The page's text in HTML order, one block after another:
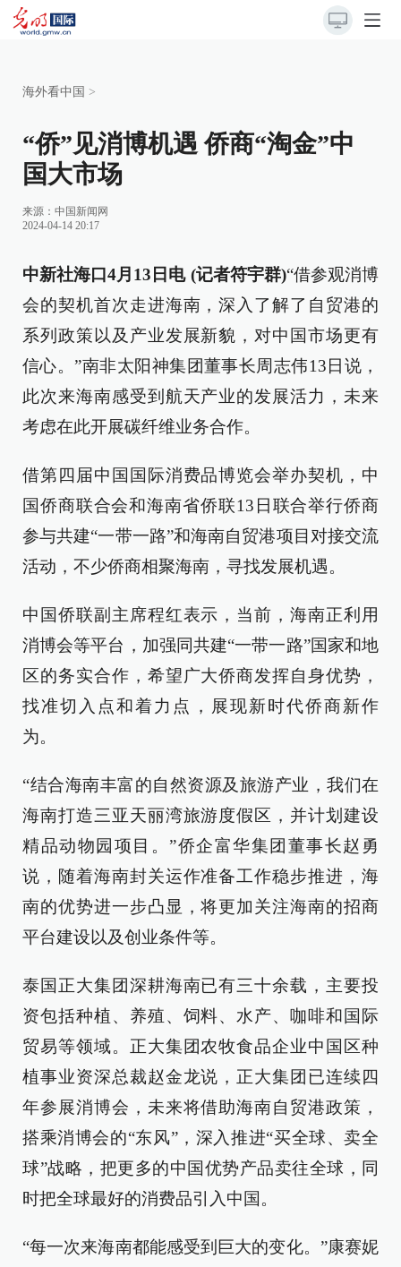
海外看中国 >
“侨”见消博机遇 侨商“淘金”中
国大市场
来源： 中国新闻网
2024-04-14 20:17
中新社海口4月13日电 (记者符宇群)“借参观消博
会的契机首次走进海南，深入了解了自贸港的
系列政策以及产业发展新貌，对中国市场更有
信心。”南非太阳神集团董事长周志伟13日说，
此次来海南感受到航天产业的发展活力，未来
考虑在此开展碳纤维业务合作。
借第四届中国国际消费品博览会举办契机，中
国侨商联合会和海南省侨联13日联合举行侨商
参与共建“一带一路”和海南自贸港项目对接交流
活动，不少侨商相聚海南，寻找发展机遇。
中国侨联副主席程红表示，当前，海南正利用
消博会等平台，加强同共建“一带一路”国家和地
区的务实合作，希望广大侨商发挥自身优势，
找准切入点和着力点，展现新时代侨商新作
为。
“结合海南丰富的自然资源及旅游产业，我们在
海南打造三亚天丽湾旅游度假区，并计划建设
精品动物园项目。”侨企富华集团董事长赵勇
说，随着海南封关运作准备工作稳步推进，海
南的优势进一步凸显，将更加关注海南的招商
平台建设以及创业条件等。
泰国正大集团深耕海南已有三十余载，主要投
资包括种植、养殖、饲料、水产、咖啡和国际
贸易等领域。正大集团农牧食品企业中国区种
植事业资深总裁赵金龙说，正大集团已连续四
年参展消博会，未来将借助海南自贸港政策，
搭乘消博会的“东风”，深入推进“买全球、卖全
球”战略，把更多的中国优势产品卖往全球，同
时把全球最好的消费品引入中国。
“每一次来海南都能感受到巨大的变化。”康赛妮